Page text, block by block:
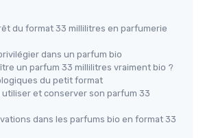
du format 33 millilitres en parfumerie
dans un parfum bio
un parfum 33 millilitres vraiment bio ?
du petit format
et conserver son parfum 33
dans les parfums bio en format 33